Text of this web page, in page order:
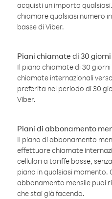
acquisti un importo
chiamare qualsiasi numero
basse di Viber.
Piani chiamate di 30 giorni
Il piano chiamate di 30
chiamate internazionali
preferita nel periodo di 30
Viber.
Piani di abbonamento
Il piano di abbonamento
effettuare chiamate
cellulari a tariffe basse,
piano in qualsiasi momento.
abbonamento mensile puoi
che stai già facendo.